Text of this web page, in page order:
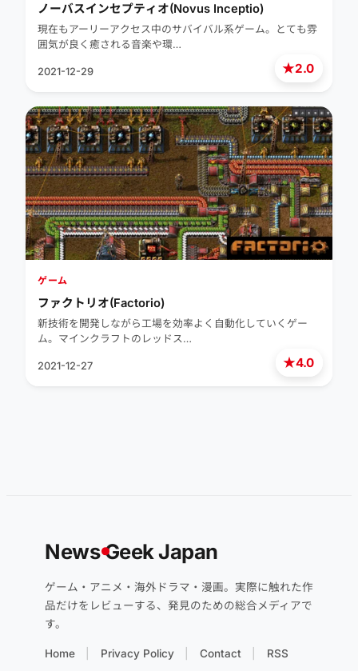
★2.0
ノーバスインセプティオ(Novus Inceptio)
現在もアーリーアクセス中のサバイバル系ゲーム。とても雰
囲気が良く癒される音楽や環…
2021-12-29
★4.0
ゲーム
ファクトリオ(Factorio)
新技術を開発しながら工場を効率よく自動化していくゲー
ム。マインクラフトのレッドス…
2021-12-27
NewsGeek Japan
ゲーム・アニメ・海外ドラマ・漫画。実際に触れた作
品だけをレビューする、発見のための総合メディアで
す。
Home Privacy Policy Contact RSS